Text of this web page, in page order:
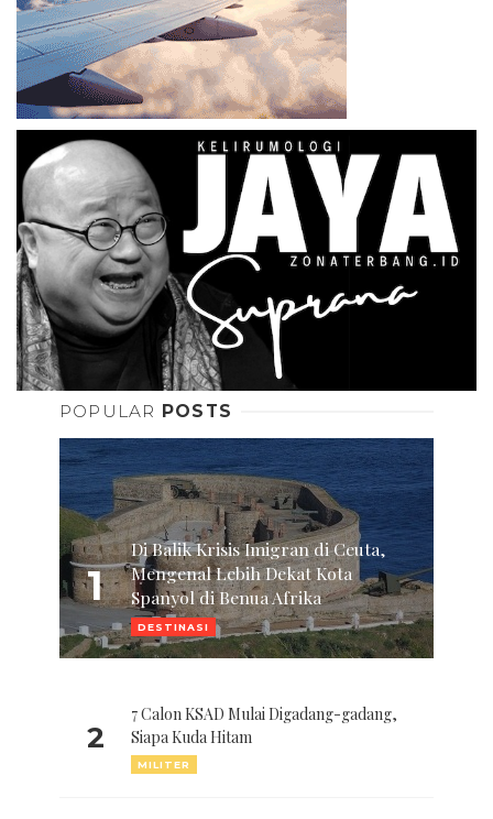
POPULAR POSTS
1
Di Balik Krisis Imigran di Ceuta,
Mengenal Lebih Dekat Kota
Spanyol di Benua Afrika
DESTINASI
2
7 Calon KSAD Mulai Digadang-gadang,
Siapa Kuda Hitam
MILITER